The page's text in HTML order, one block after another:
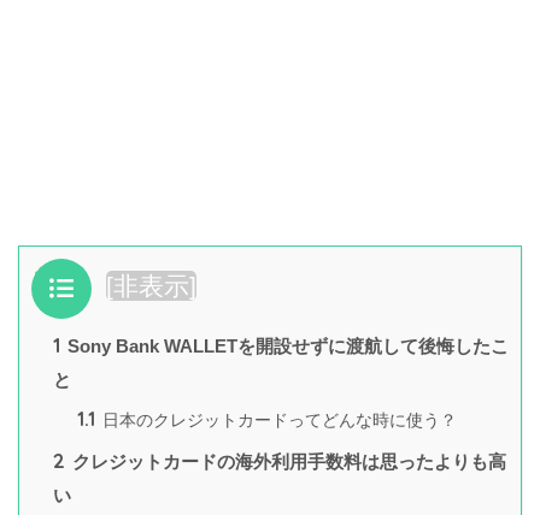
目次 [非表示]
1 Sony Bank WALLETを開設せずに渡航して後悔したこ
と
1.1 日本のクレジットカードってどんな時に使う？
2 クレジットカードの海外利用手数料は思ったよりも高
い